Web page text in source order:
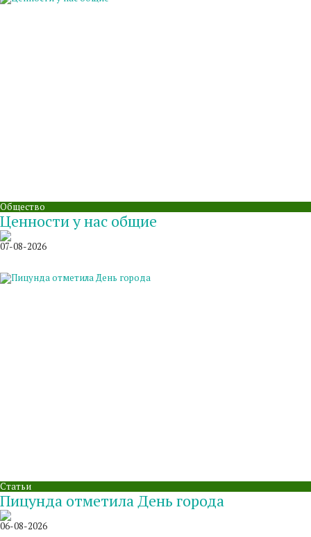
Общество
Ценности у нас общие
07-08-2026
Статьи
Пицунда отметила День города
06-08-2026